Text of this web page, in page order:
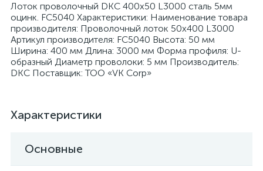
Лоток проволочный DKC 400х50 L3000 сталь 5мм
оцинк. FC5040 Характеристики: Наименование товара
производителя: Проволочный лоток 50х400 L3000
Артикул производителя: FC5040 Высота: 50 мм
Ширина: 400 мм Длина: 3000 мм Форма профиля: U-
образный Диаметр проволоки: 5 мм Производитель:
DKC Поставщик: ТОО «VK Corp»
Характеристики
Основные